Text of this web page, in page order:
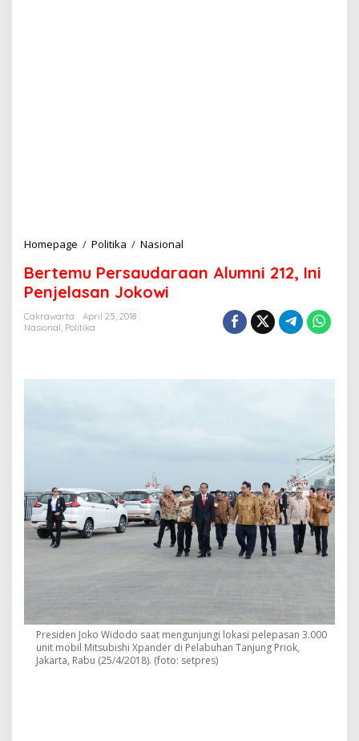
Homepage / Politika / Nasional
r
a
n
A
l
u
m
2
I
Bertemu Persaudaraan Alumni 212, Ini
Penjelasan Jokowi
Cakrawarta
April 25, 2018
Nasional, Politika
Presiden Joko Widodo saat mengunjungi lokasi pelepasan 3.000
unit mobil Mitsubishi Xpander di Pelabuhan Tanjung Priok,
Jakarta, Rabu (25/4/2018). (foto: setpres)